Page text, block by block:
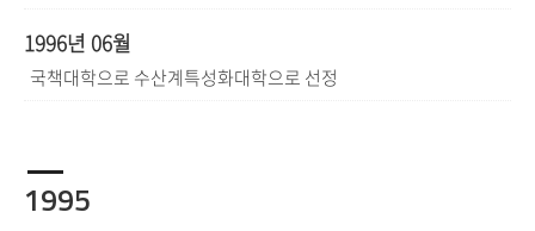
1996년 06월
국책대학으로 수산계특성화대학으로 선정
1995